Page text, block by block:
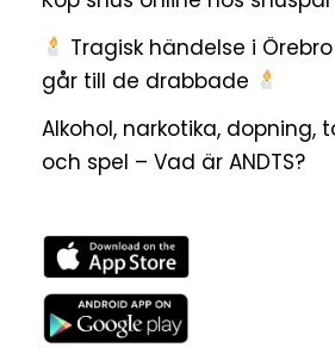
Tragisk händelse i
går till de drabbade
Alkohol, narkotika, dopning,
och spel – Vad är ANDTS?